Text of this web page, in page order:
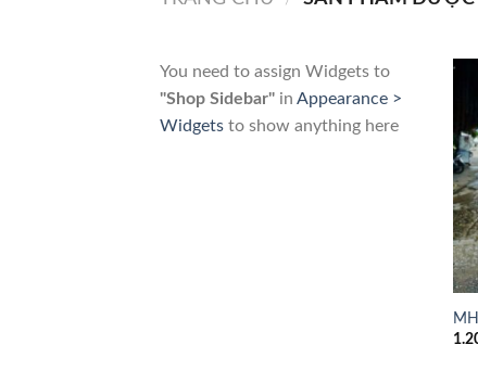
You need to assign Widgets to
"Shop Sidebar" in Appearance >
Widgets to show anything here